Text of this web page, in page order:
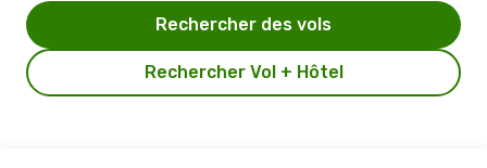
Rechercher Vol + Hôtel
Rechercher des vols